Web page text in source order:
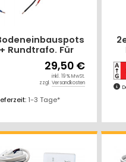
Rundtrafo. Für
Parkett, Fliesen
- IP67.
1-3 Tage*
29,50 €
inkl. 19 % MwSt.
zzgl.Versandkosten